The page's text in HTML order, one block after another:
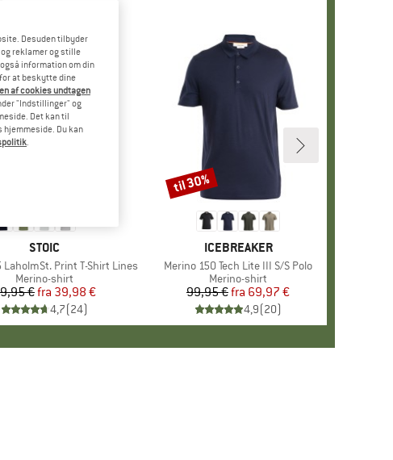
MÆRKE
STOIC
LaholmSt. Print T-Shirt Lines
Produktgruppe
Merino-shirt
Pris
€ Nedsat pris
fra 39,98 €
4,7(24)
MÆRKE
ICEBREAKER
Artikel
Merino 150 Tech Lite III S/S Polo
Produktgruppe
Merino-shirt
Pris
99,95 € Nedsat pris
fra 69,97 €
4,9(20)
Rabat
til 30%
Desuden tilbyder
reklamer og stille
information om din
at beskytte dine
af cookies undtagen
"Indstillinger" og
Det kan til
Du kan
.